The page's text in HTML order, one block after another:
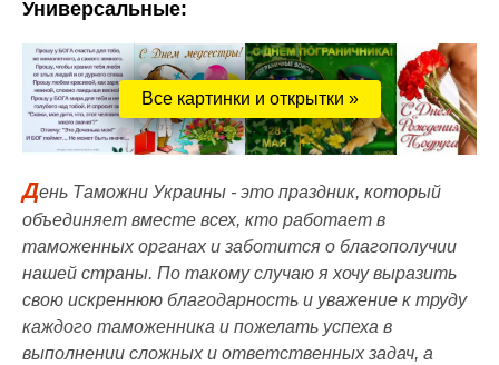
Универсальные:
Все картинки и открытки »
День Таможни Украины - это праздник, который
объединяет вместе всех, кто работает в
таможенных органах и заботится о благополучии
нашей страны. По такому случаю я хочу выразить
свою искреннюю благодарность и уважение к труду
каждого таможенника и пожелать успеха в
выполнении сложных и ответственных задач, а